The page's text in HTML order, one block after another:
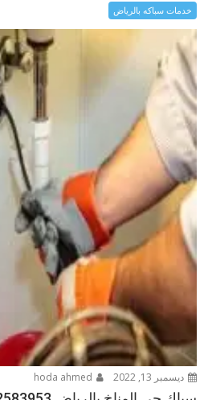
خدمات سباكه بالرياض
ديسمبر 13, 2022